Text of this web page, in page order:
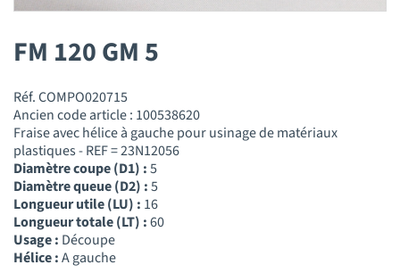
FM 120 GM 5
Réf. COMPO020715
Ancien code article : 100538620
Fraise avec hélice à gauche pour usinage de matériaux
plastiques - REF = 23N12056
Diamètre coupe (D1) :5
Diamètre queue (D2) :5
Longueur utile (LU) : 16
Longueur totale (LT) :60
Usage : Découpe
Hélice :A gauche